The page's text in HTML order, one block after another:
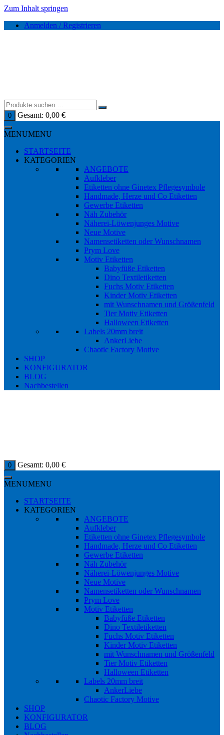
Zum Inhalt springen
Anmelden / Registrieren
0 Gesamt: 0,00 €
MENUMENU
STARTSEITE
KATEGORIEN
ANGEBOTE
Aufkleber
Etiketten ohne Ginetex Pflegesymbole
Handmade, Herze und Co Etiketten
Gewerbe Etiketten
Näh Zubehör
Näherei-Löwenjunges Motive
Neue Motive
Namensetiketten oder Wunschnamen
Prym Love
Motiv Etiketten
Babyfüße Etiketten
Dino Textiletiketten
Fuchs Motiv Etiketten
Kinder Motiv Etiketten
mit Wunschnamen und Größenfeld
Tier Motiv Etiketten
Halloween Etiketten
Labels 20mm breit
AnkerLiebe
Chaotic Factory Motive
SHOP
KONFIGURATOR
BLOG
Nachbestellen
0 Gesamt: 0,00 €
MENUMENU
STARTSEITE
KATEGORIEN
ANGEBOTE
Aufkleber
Etiketten ohne Ginetex Pflegesymbole
Handmade, Herze und Co Etiketten
Gewerbe Etiketten
Näh Zubehör
Näherei-Löwenjunges Motive
Neue Motive
Namensetiketten oder Wunschnamen
Prym Love
Motiv Etiketten
Babyfüße Etiketten
Dino Textiletiketten
Fuchs Motiv Etiketten
Kinder Motiv Etiketten
mit Wunschnamen und Größenfeld
Tier Motiv Etiketten
Halloween Etiketten
Labels 20mm breit
AnkerLiebe
Chaotic Factory Motive
SHOP
KONFIGURATOR
BLOG